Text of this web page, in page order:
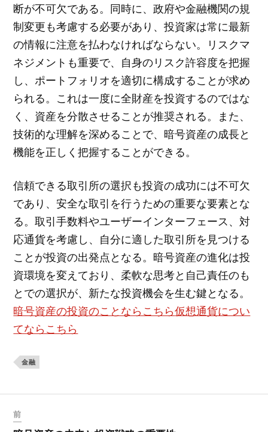
断が不可欠である。同時に、政府や金融機関の規
制変更も考慮する必要があり、投資家は常に最新
の情報に注意を払わなければならない。リスクマ
ネジメントも重要で、自身のリスク許容度を把握
し、ポートフォリオを適切に構成することが求め
られる。これは一度に全財産を投資するのではな
く、資産を分散させることが推奨される。また、
技術的な理解を深めることで、暗号資産の成長と
機能を正しく把握することができる。
信頼できる取引所の選択も投資の成功には不可欠
であり、安全な取引を行うための重要な要素とな
る。取引手数料やユーザーインターフェース、対
応通貨を考慮し、自分に適した取引所を見つける
ことが投資の出発点となる。暗号資産の進化は投
資環境を変えており、柔軟な思考と自己責任のも
とでの選択が、新たな投資機会を生む鍵となる。
暗号資産の投資のことならこちら仮想通貨につい
てならこちら
金融
前